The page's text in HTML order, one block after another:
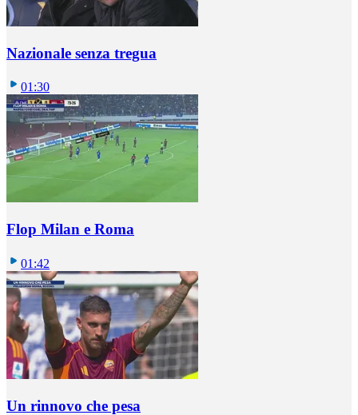
Nazionale senza tregua
01:30
Flop Milan e Roma
01:42
Un rinnovo che pesa